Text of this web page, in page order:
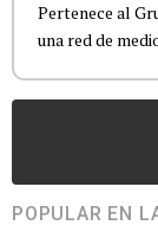
Pertenece al
una red de
POPULAR EN